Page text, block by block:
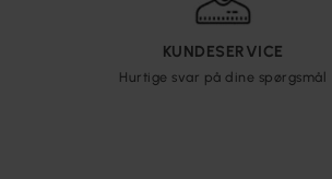
KUNDESERVICE
Hurtige svar på dine spørgsmål